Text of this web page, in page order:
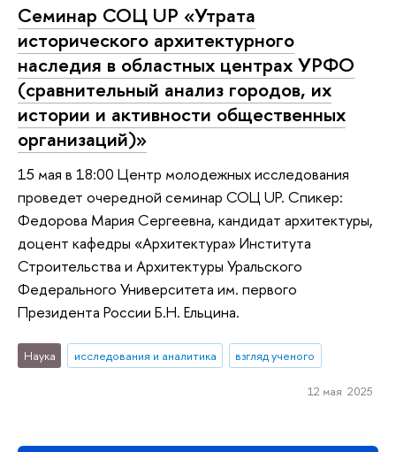
Семинар СОЦ UP «Утрата
исторического архитектурного
наследия в областных центрах УРФО
(сравнительный анализ городов, их
истории и активности общественных
организаций)»
15 мая в 18:00 Центр молодежных исследования
проведет очередной семинар СОЦ UP. Спикер:
Федорова Мария Сергеевна, кандидат архитектуры,
доцент кафедры «Архитектура» Института
Строительства и Архитектуры Уральского
Федерального Университета им. первого
Президента России Б.Н. Ельцина.
Наука исследования и аналитика взгляд ученого
12 мая 2025